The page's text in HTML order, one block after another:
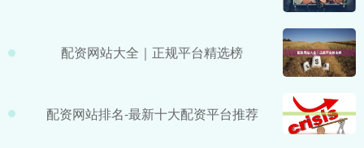
配资网站大全｜正规平台精选榜
配资网站排名-最新十大配资平台推荐